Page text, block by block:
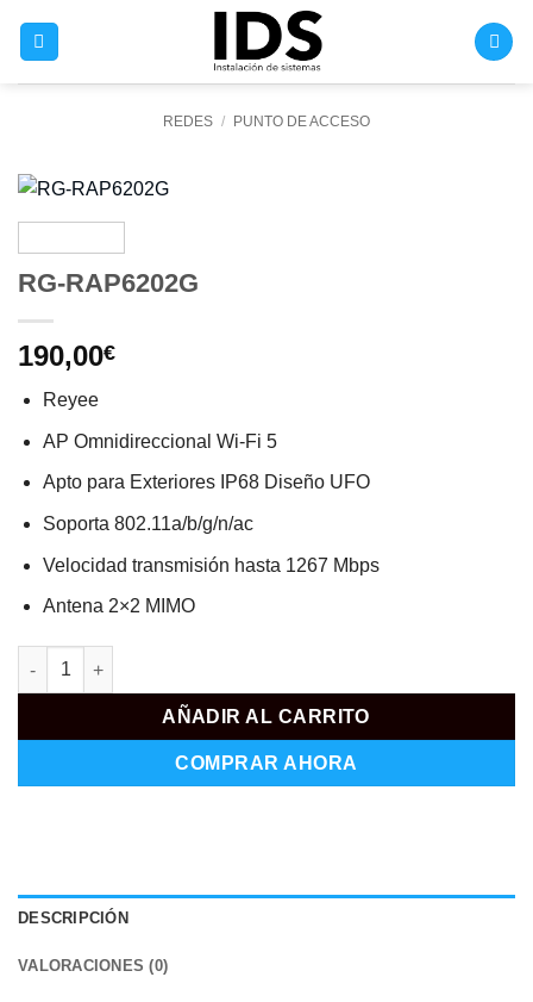
REDES / PUNTO DE ACCESO
RG-RAP6202G
190,00€
Reyee
AP Omnidireccional Wi-Fi 5
Apto para Exteriores IP68 Diseño UFO
Soporta 802.11a/b/g/n/ac
Velocidad transmisión hasta 1267 Mbps
Antena 2×2 MIMO
RG-RAP6202G cantidad
AÑADIR AL CARRITO
COMPRAR AHORA
DESCRIPCIÓN
VALORACIONES (0)